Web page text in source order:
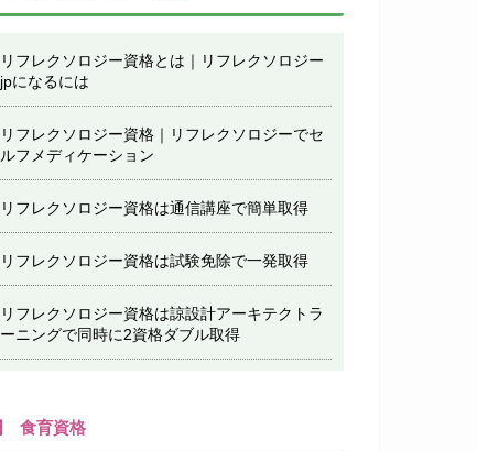
リフレクソロジー資格とは｜リフレクソロジー
jpになるには
リフレクソロジー資格｜リフレクソロジーでセ
ルフメディケーション
リフレクソロジー資格は通信講座で簡単取得
リフレクソロジー資格は試験免除で一発取得
リフレクソロジー資格は諒設計アーキテクトラ
ーニングで同時に2資格ダブル取得
食育資格